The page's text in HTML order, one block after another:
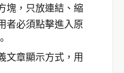
塊，只放連結、縮
者必須點擊進入原
文章顯示方式，用